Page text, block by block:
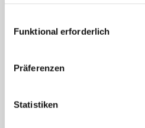
gesammelt haben. Unsere
Funktional erforderlich
Präferenzen
Statistiken